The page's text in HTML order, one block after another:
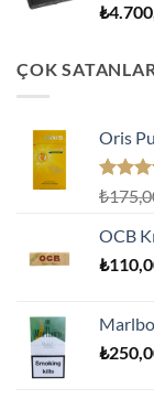
₺
ÇOK
Oris
5
oy
aldı
₺
OCB
₺
₺